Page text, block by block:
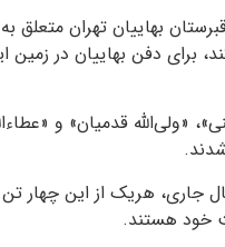
بهاییان تهران
برای دفن بهاییان در زمین
«ولی‌الله قدمیان» و
جاری، هریک از این چهار
خود هستند.